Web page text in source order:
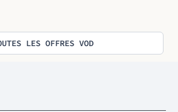
LES OFFRES VOD